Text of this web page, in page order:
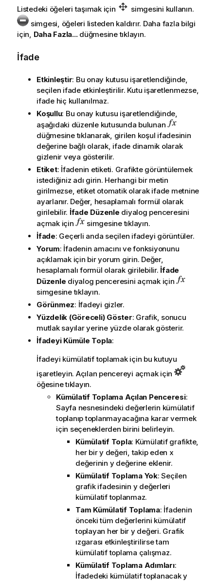
Listedeki öğeleri taşımak için
simgesini kullanın.
simgesi, öğeleri listeden kaldırır. Daha fazla bilgi
için, Daha Fazla...düğmesine tıklayın.
İfade
Etkinleştir: Bu onay kutusu işaretlendiğinde,
seçilen ifade etkinleştirilir. Kutu işaretlenmezse,
ifade hiç kullanılmaz.
Koşullu: Bu onay kutusu işaretlendiğinde,
aşağıdaki düzenle kutusunda bulunan
düğmesine tıklanarak, girilen koşul ifadesinin
değerine bağlı olarak, ifade dinamik olarak
gizlenir veya gösterilir.
Etiket: İfadenin etiketi. Grafikte görüntülemek
istediğiniz adı girin. Herhangi bir metin
girilmezse, etiket otomatik olarak ifade metnine
ayarlanır. Değer, hesaplamalı formül olarak
girilebilir. İfade Düzenle diyalog penceresini
açmak için
simgesine tıklayın.
İfade: Geçerli anda seçilen ifadeyi görüntüler.
Yorum: İfadenin amacını ve fonksiyonunu
açıklamak için bir yorum girin. Değer,
hesaplamalı formül olarak girilebilir. İfade
Düzenle diyalog penceresini açmak için
simgesine tıklayın.
Görünmez: İfadeyi gizler.
Yüzdelik (Göreceli) Göster: Grafik, sonucu
mutlak sayılar yerine yüzde olarak gösterir.
İfadeyi Kümüle Topla:
İfadeyi kümülatif toplamak için bu kutuyu
işaretleyin. Açılan pencereyi açmak için
öğesine tıklayın.
Kümülatif Toplama Açılan Penceresi:
Sayfa nesnesindeki değerlerin kümülatif
toplanıp toplanmayacağına karar vermek
için seçeneklerden birini belirleyin.
Kümülatif Topla: Kümülatif grafikte,
her bir y değeri, takip eden x
değerinin y değerine eklenir.
Kümülatif Toplama Yok: Seçilen
grafik ifadesinin y değerleri
kümülatif toplanmaz.
Tam Kümülatif Toplama: İfadenin
önceki tüm değerlerini kümülatif
toplayan her bir y değeri. Grafik
ızgarası etkinleştirilirse tam
kümülatif toplama çalışmaz.
Kümülatif Toplama Adımları:
İfadedeki kümülatif toplanacak y